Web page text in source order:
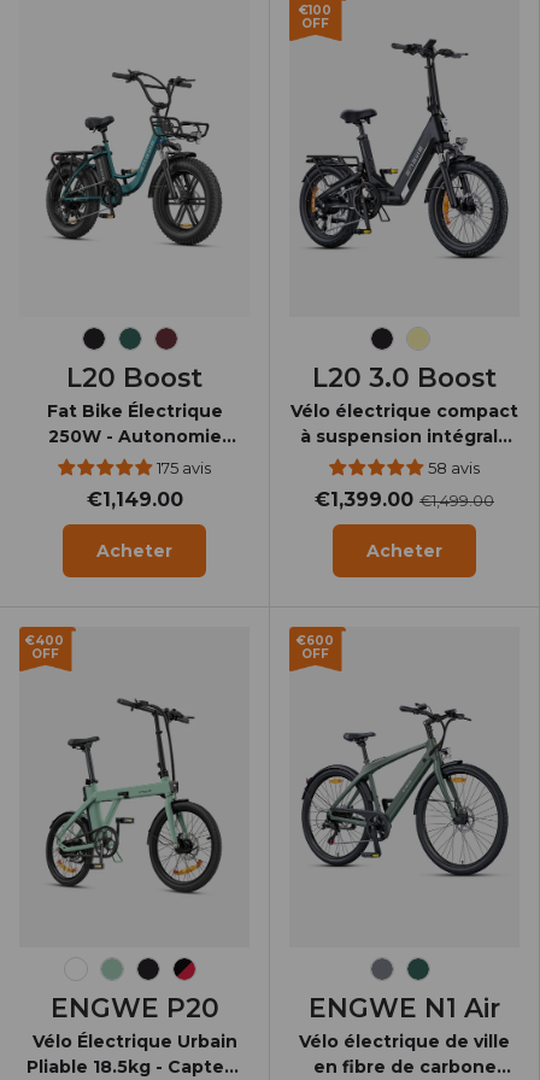
L20 Boost
Fat Bike Électrique
250W - Autonomie
126km - Capteur de
Couple - Bouton Boost
175 avis
€1,149.00
Acheter
€100
OFF
L20 3.0 Boost
Vélo électrique compact
à suspension intégrale
avec moteur 250W et
couple de 75 Nm Boost
Power
58 avis
€1,399.00 €1,499.00
Acheter
€400
OFF
ENGWE P20
Vélo Électrique Urbain
Pliable 18.5kg - Capteur
€600
OFF
ENGWE N1 Air
Vélo électrique de ville
en fibre de carbone